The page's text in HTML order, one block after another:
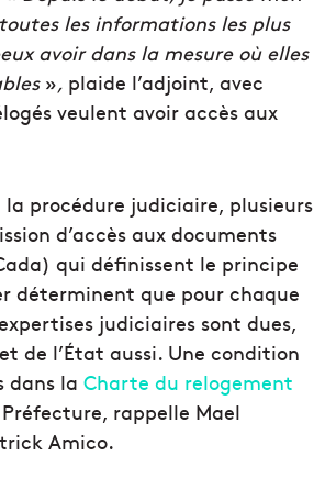
les informations les plus
avoir dans la mesure où elles
», plaide l’adjoint, avec
veulent avoir accès aux
la procédure judiciaire, plusieurs
d’accès aux documents
qui définissent le principe
déterminent que pour chaque
judiciaires sont dues,
de l’État aussi. Une condition
dans la Charte du relogement
rappelle Mael
Amico.